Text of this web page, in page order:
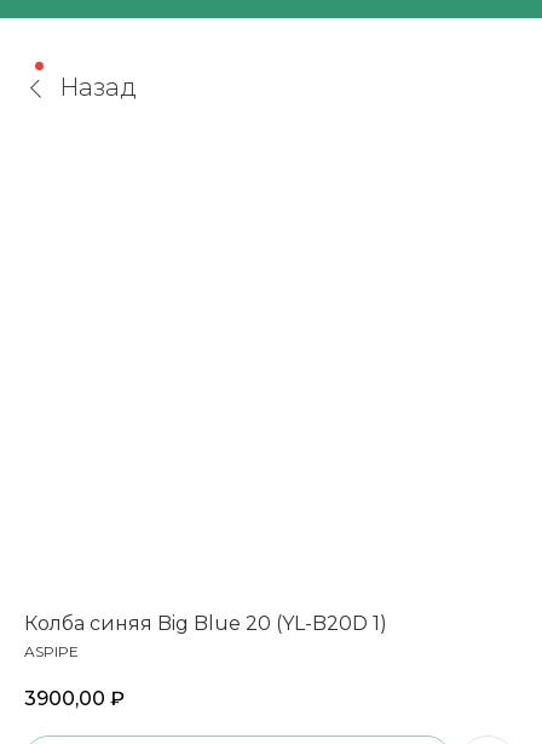
Назад
Колба синяя Big Blue 20 (YL-B20D 1)
ASPIPE
3900,00 ₽